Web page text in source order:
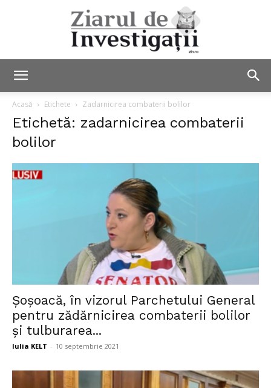
Investigații
Acasă Etichete Zadarnicirea combaterii bolilor
Etichetă: zadarnicirea combaterii
bolilor
Șoșoacă, în vizorul Parchetului General
pentru zădărnicirea combaterii bolilor
și tulburarea...
Iulia KELT - 10 septembrie 2021